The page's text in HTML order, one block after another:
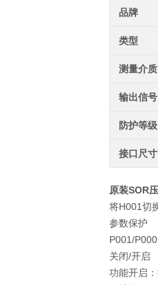
品牌
类型
测量介质
输出信号
防护等级
接口尺寸
原装SOR
将H001切
参数保护
P001/P000
关闭/开启
功能开启